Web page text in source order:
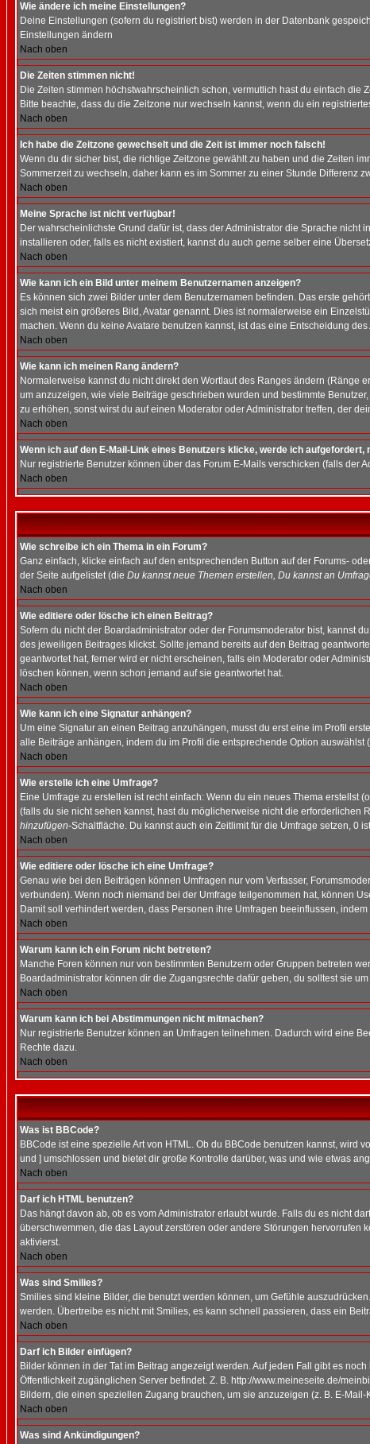
Wie ändere ich meine Einstellungen?
Deine Einstellungen (sofern du registriert bist) werden in der Datenbank
Einstellungen ändern
Nach oben
Die Zeiten stimmen nicht!
Die Zeiten stimmen höchstwahrscheinlich schon, vermutlich hast du einfach
Bitte beachte, dass du die Zeitzone nur wechseln kannst, wenn du ein
Nach oben
Ich habe die Zeitzone gewechselt und die Zeit ist immer noch falsch!
Wenn du dir sicher bist, die richtige Zeitzone gewählt zu haben und die Zeiten
Sommerzeit zu wechseln, daher kann es im Sommer zu einer Stunde Differenz
Nach oben
Meine Sprache ist nicht verfügbar!
Der wahrscheinlichste Grund dafür ist, dass der Administrator die Sprache
installieren oder, falls es nicht existiert, kannst du auch gerne selber eine
Nach oben
Wie kann ich ein Bild unter meinem Benutzernamen anzeigen?
Es können sich zwei Bilder unter dem Benutzernamen befinden. Das erste
sich meist ein größeres Bild, Avatar genannt. Dies ist normalerweise ein
machen. Wenn du keine Avatare benutzen kannst, ist das eine Entscheidung
Nach oben
Wie kann ich meinen Rang ändern?
Normalerweise kannst du nicht direkt den Wortlaut des Ranges ändern
um anzuzeigen, wie viele Beiträge geschrieben wurden und bestimmte
zu erhöhen, sonst wirst du auf einen Moderator oder Administrator treffen, der
Nach oben
Wenn ich auf den E-Mail-Link eines Benutzers klicke, werde ich aufgefordert,
Nur registrierte Benutzer können über das Forum E-Mails verschicken (falls
Nach oben
Wie schreibe ich ein Thema in ein Forum?
Ganz einfach, klicke einfach auf den entsprechenden Button auf der Forums-
der Seite aufgelistet (die Du kannst neue Themen erstellen, Du kannst an
Nach oben
Wie editiere oder lösche ich einen Beitrag?
Sofern du nicht der Boardadministrator oder der Forumsmoderator bist, kannst
des jeweiligen Beitrages klickst. Sollte jemand bereits auf den Beitrag
geantwortet hat, ferner wird er nicht erscheinen, falls ein Moderator oder
löschen können, wenn schon jemand auf sie geantwortet hat.
Nach oben
Wie kann ich eine Signatur anhängen?
Um eine Signatur an einen Beitrag anzuhängen, musst du erst eine im Profil
alle Beiträge anhängen, indem du im Profil die entsprechende Option
Nach oben
Wie erstelle ich eine Umfrage?
Eine Umfrage zu erstellen ist recht einfach: Wenn du ein neues Thema erstellst
(falls du sie nicht sehen kannst, hast du möglicherweise nicht die
hinzufügen-Schaltfläche. Du kannst auch ein Zeitlimit für die Umfrage setzen, 0
Nach oben
Wie editiere oder lösche ich eine Umfrage?
Genau wie bei den Beiträgen können Umfragen nur vom Verfasser,
verbunden). Wenn noch niemand bei der Umfrage teilgenommen hat, können
Damit soll verhindert werden, dass Personen ihre Umfragen beeinflussen,
Nach oben
Warum kann ich ein Forum nicht betreten?
Manche Foren können nur von bestimmten Benutzern oder Gruppen betreten
Boardadministrator können dir die Zugangsrechte dafür geben, du solltest sie
Nach oben
Warum kann ich bei Abstimmungen nicht mitmachen?
Nur registrierte Benutzer können an Umfragen teilnehmen. Dadurch wird eine
Rechte dazu.
Nach oben
Was ist BBCode?
BBCode ist eine spezielle Art von HTML. Ob du BBCode benutzen kannst, wird
und ] umschlossen und bietet dir große Kontrolle darüber, was und wie etwas
Nach oben
Darf ich HTML benutzen?
Das hängt davon ab, ob es vom Administrator erlaubt wurde. Falls du es nicht
überschwemmen, die das Layout zerstören oder andere Störungen
aktivierst.
Nach oben
Was sind Smilies?
Smilies sind kleine Bilder, die benutzt werden können, um Gefühle
werden. Übertreibe es nicht mit Smilies, es kann schnell passieren, dass ein
Nach oben
Darf ich Bilder einfügen?
Bilder können in der Tat im Beitrag angezeigt werden. Auf jeden Fall gibt es
Öffentlichkeit zugänglichen Server befindet. Z. B. http://www.meineseite.de/
Bildern, die einen speziellen Zugang brauchen, um sie anzuzeigen (z. B. E-
Nach oben
Was sind Ankündigungen?